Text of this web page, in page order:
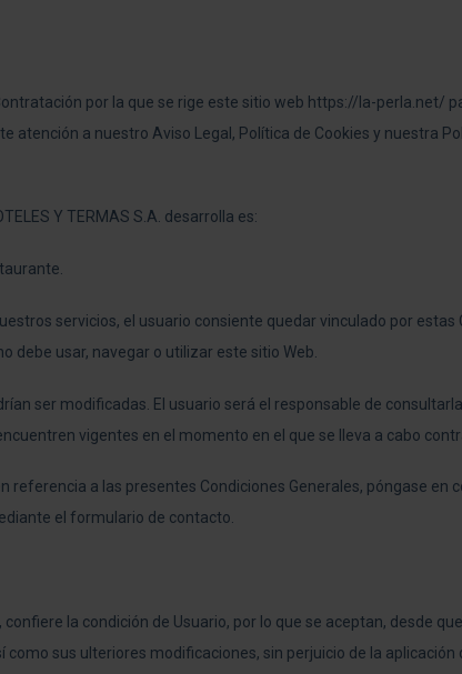
por la que se rige este sitio web https://la-perla.net/
atención a nuestro Aviso Legal, Política de Cookies y nuestra
Y TERMAS S.A. desarrolla es:
servicios, el usuario consiente quedar vinculado por
debe usar, navegar o utilizar este sitio Web.
ser modificadas. El usuario será el responsable de
vigentes en el momento en el que se lleva a cabo
referencia a las presentes Condiciones Generales, póngase en
el formulario de contacto.
la condición de Usuario, por lo que se aceptan, desde
como sus ulteriores modificaciones, sin perjuicio de la